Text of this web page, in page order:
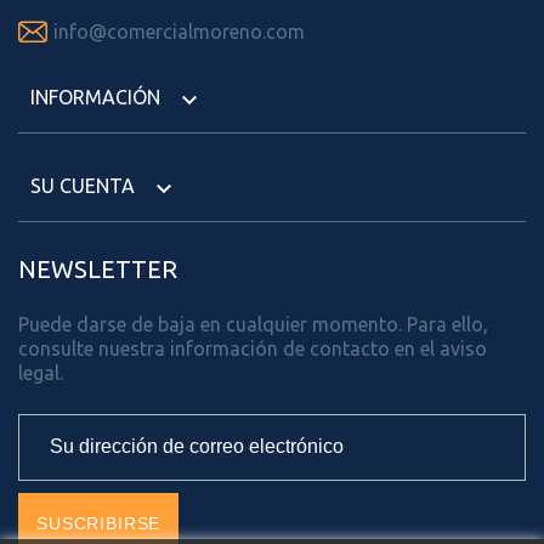
 info@comercialmoreno.com
INFORMACIÓN 
SU CUENTA 
NEWSLETTER
Puede darse de baja en cualquier momento. Para ello,
consulte nuestra información de contacto en el aviso
legal.